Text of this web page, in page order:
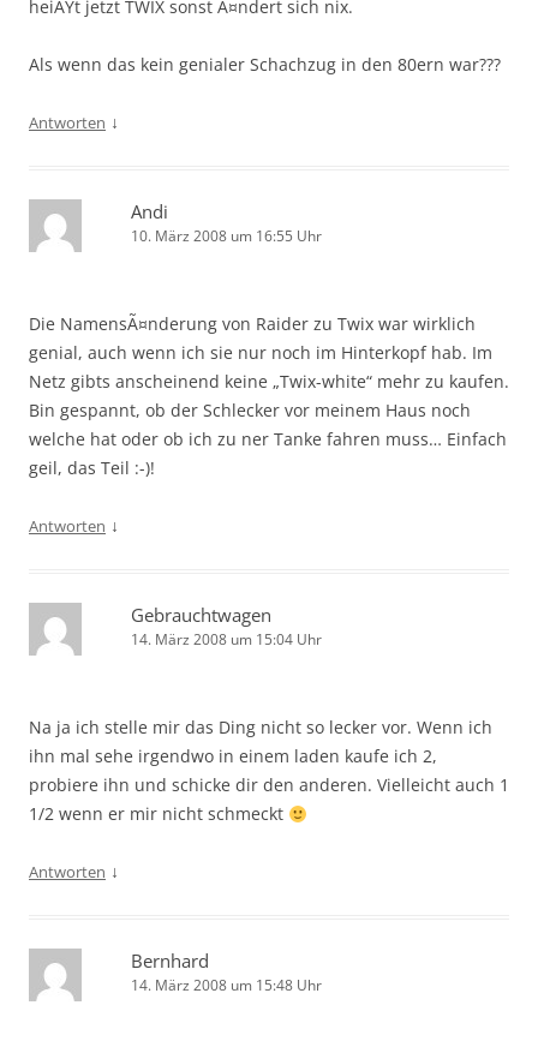
heiÃŸt jetzt TWIX sonst Ã¤ndert sich nix.
Als wenn das kein genialer Schachzug in den 80ern war???
Antworten ↓
Andi
10. März 2008 um 16:55 Uhr
Die NamensÃ¤nderung von Raider zu Twix war wirklich
genial, auch wenn ich sie nur noch im Hinterkopf hab. Im
Netz gibts anscheinend keine „Twix-white“ mehr zu kaufen.
Bin gespannt, ob der Schlecker vor meinem Haus noch
welche hat oder ob ich zu ner Tanke fahren muss… Einfach
geil, das Teil :-)!
Antworten ↓
Gebrauchtwagen
14. März 2008 um 15:04 Uhr
Na ja ich stelle mir das Ding nicht so lecker vor. Wenn ich
ihn mal sehe irgendwo in einem laden kaufe ich 2,
probiere ihn und schicke dir den anderen. Vielleicht auch 1
1/2 wenn er mir nicht schmeckt
Antworten ↓
Bernhard
14. März 2008 um 15:48 Uhr